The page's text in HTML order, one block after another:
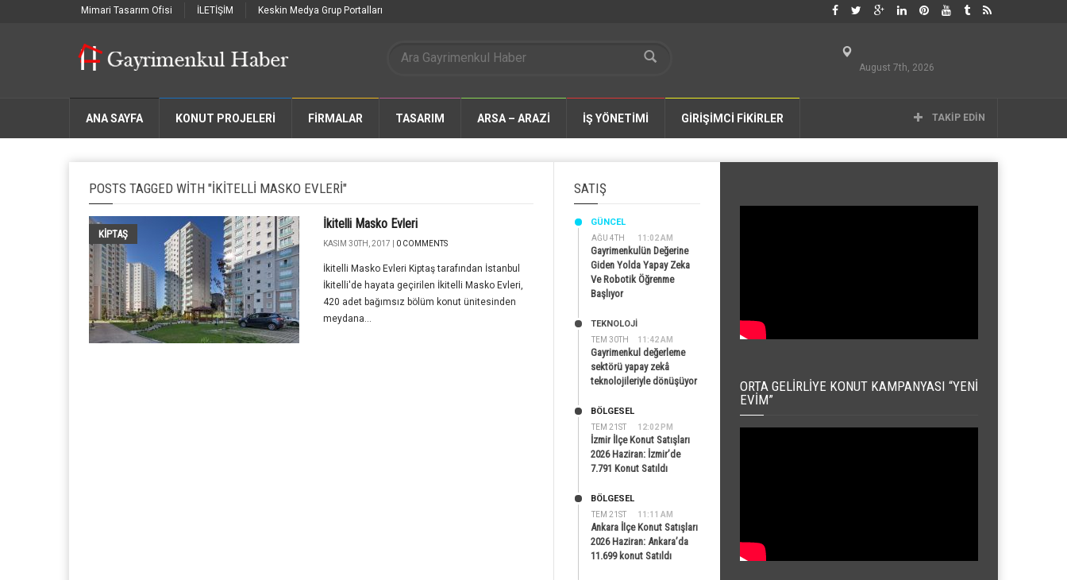
Mimari Tasarım Ofisi İLETİŞİM Keskin Medya Grup Portalları
August 7th, 2026
ANA SAYFA KONUT PROJELERİ FIRMALAR TASARIM ARSA – ARAZİ İŞ YÖNETİMİ GİRİŞİMCİ FİKİRLER TAKIP EDIN
POSTS TAGGED WITH "İKITELLI MASKO EVLERI"
KIPTAŞ
İkitelli Masko Evleri
KASIM 30TH, 2017 | 0 COMMENTS
İkitelli Masko Evleri Kiptaş tarafından İstanbul
İkitelli'de hayata geçirilen İkitelli Masko Evleri,
420 adet bağımsız bölüm konut ünitesinden
meydana...
SATIŞ
AĞU 4TH 11:02 AM
GÜNCEL
Gayrimenkulün Değerine
Giden Yolda Yapay Zeka
Ve Robotik Öğrenme
Başlıyor
TEM 30TH 11:42 AM
TEKNOLOJİ
Gayrimenkul değerleme
sektörü yapay zekâ
teknolojileriyle dönüşüyor
TEM 21ST 12:02 PM
BÖLGESEL
İzmir İlçe Konut Satışları
2026 Haziran: İzmir’de
7.791 Konut Satıldı
TEM 21ST 11:11 AM
BÖLGESEL
Ankara İlçe Konut Satışları
2026 Haziran: Ankara’da
11.699 konut Satıldı
ORTA GELIRLIYE KONUT KAMPANYASI “YENI
EVIM”